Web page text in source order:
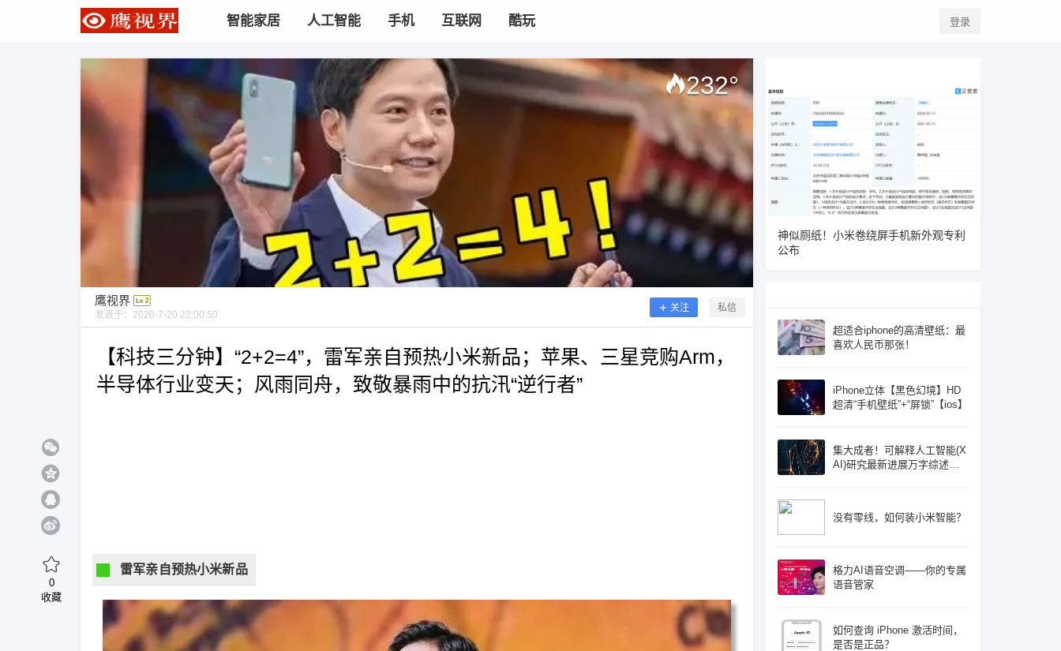
智能家居 人工智能 手机 互联网 酷玩 登录
232°
鹰视界
发表于： 2020-7-20 22:00:50
关注 私信
【科技三分钟】“2+2=4”，雷军亲自预热小米新品；苹果、三星竞购Arm，
半导体行业变天；风雨同舟，致敬暴雨中的抗汛“逆行者”
雷军亲自预热小米新品
0
收藏
神似厕纸！小米卷绕屏手机新外观专利
公布
超适合iphone的高清壁纸：最
喜欢人民币那张！
iPhone立体【黑色幻境】HD
超清“手机壁纸”+“屏锁”【ios】
集大成者！可解释人工智能(X
AI)研究最新进展万字综述论
没有零线，如何装小米智能？
格力AI语音空调——你的专属
语音管家
如何查询 iPhone 激活时间，
是否是正品？